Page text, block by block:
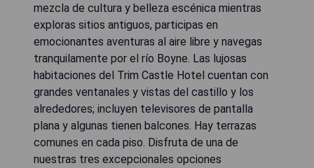
mezcla de cultura y belleza escénica mientras
exploras sitios antiguos, participas en
emocionantes aventuras al aire libre y navegas
tranquilamente por el río Boyne. Las lujosas
habitaciones del Trim Castle Hotel cuentan con
grandes ventanales y vistas del castillo y los
alrededores; incluyen televisores de pantalla
plana y algunas tienen balcones. Hay terrazas
comunes en cada piso. Disfruta de una de
nuestras tres excepcionales opciones